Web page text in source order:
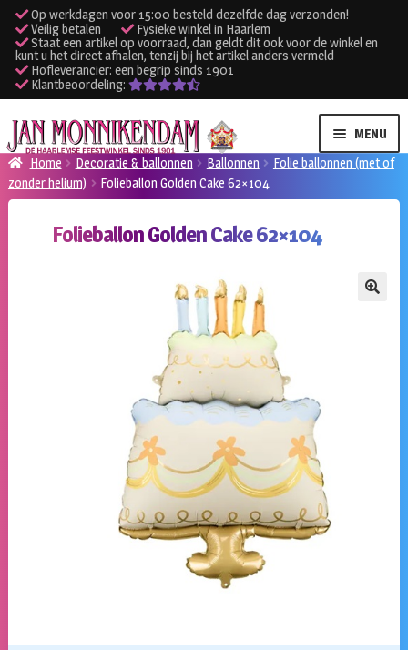
Op werkdagen voor 15:00 besteld dezelfde dag verzonden!
Veilig betalen
Fysieke winkel in Haarlem
Staat een artikel op voorraad, dan geldt dit ook voor de winkel en
kunt u het direct afhalen, tenzij bij het artikel anders vermeld
Hofleverancier: een begrip sinds 1901
Klantbeoordeling:
Ga
door
naar
navigatie
Ga
naar
de
inhoud
MENU
Verhuur kleding
Verhuur apparatuur
Home Decoratie & ballonnen Ballonnen
Folie ballonnen (met of
zonder helium)
Folieballon Golden Cake 62×104
Folieballon Golden Cake 62×104